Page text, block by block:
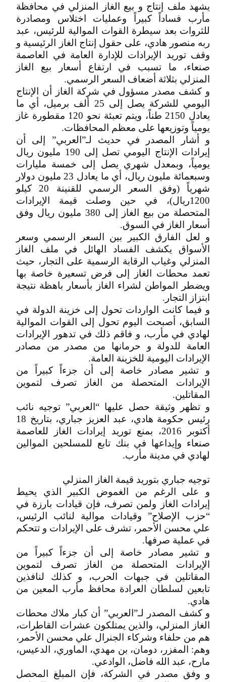
يشهد ملف إنتاج و بيع الغاز المنزلي في محافظة
مأرب فساداً كبيراً وعمليات اختلاس ومصادرة
للثروات بعد سيطرة القوات الموالية للرئيس، عبد
ربه منصور هادي، على حقول إنتاج الغاز الرئيسية و
وقف توريد الإيرادات للإدارة العامة في العاصمة
صنعاء، ما تسبب في ارتفاع أسعار بيع الغاز
المنزلي بثلاثة أضعاف السعر الرسمي.
و كشف مصدر مسؤول في شركة الغاز أن الإنتاج
اليومي للشركة يصل إلى 25 ألف برميل، أي ما
يعادل 2150 طناً، ويتم تعبئة نحو 120 مقطورة غاز
يومياً وتوزيعها على معظم المحافظات.
و أشار المصدر في حديث لـ”العربي” إلى أن
إيرادات الإنتاج اليومي تصل إلى 190 مليون ريال
يومياً، وبمعدل شهري يصل إلى خمسة مليارات
وسبعمائة مليون ريال، أي ما يعادل 23 مليون دولار
شهرياً (وفق السعر الرسمي للقنينة 20 كيلو
1200ريال)، في حين وصلت قيمة الإيرادات
المتحصلة من بيع الغاز إلى 380 مليون ريال وفق
أسعار الغاز في السوق.
و لعل الفارق الكبير بين السعر الرسمي وسعر
الأسواق يكشف الفساد الهائل في ملف الغاز
المنزلي وغياب الرقابة الرسمية على التجار، حيث
تعمد محطات الغاز إلى فرض تسعيرة خاصة بها
ويضطر المواطن لشراء الغاز بأسعار باهظة نتيجة
ابتزاز التجار.
و فيما كانت الواردات تحول إلى خزينة الدولة في
السابق، أصبحت اليوم تحول إلى القوات الموالية
لهادي في مأرب، و فاقم ذلك في تدهور الإيرادات
العامة للدولة و حرمانها من مصدر من مصادر
الإيرادات اليومية للخزينة العامة.
و تشير مصادر خاصة إلى أن جزءاً كبيراً من
الإيرادات المتحصلة من الغاز تصرف لتموين
المقاتلين.
و تظهر وثيقة حصل عليها “العربي” توجيه نائب
رئيس حكومة هادي، عبد العزيز جباري، بتاريخ 18
أكتوبر 2016، بمنع توريد إيرادات الغاز للعاصمة
صنعاء وإيداعها في بنك تابع للمسلحين الموالين
لهادي في مدينة مأرب.
توجيه جباري بتوريد قيمة الغاز المنزلي
و على الرغم من الغموض الكبير الذي يحيط
إيرادات الغاز ولمن تصرف، فإن قيادات بارزة في
“حزب الإصلاح” وقيادات موالية لنائب الرئيس،
علي محسن الأحمر، تشرف على الإيرادات و تتحكم
في عملية صرفها.
و تشير مصادر خاصة إلى أن جزءاً كبيراً من
الإيرادات المتحصلة من الغاز تصرف لتموين
المقاتلين في جبهات الحرب، و كذلك لنافذين
تابعين لسلطان العرادة محافظ مأرب المعين من
هادي.
و كشف المصدر لـ”العربي” أن كبار ملاك محطات
الغاز المنزلي، والذين يمتلكون عشرات القاطرات،
هم من حلفاء وشركاء الجنرال علي محسن الأحمر،
وهم: المفزر، دومان، بن مهدي، الماوري، الدعيس،
مارح، عبد الله فاضل، الوادعي.
و وفق مصدر في الشركة، فإن المبلغ المحصل